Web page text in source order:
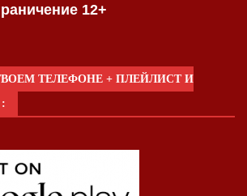
12+
ТЕЛЕФОНЕ + ПЛЕЙЛИСТ И